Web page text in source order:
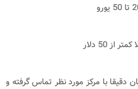
50 دلار
دقیقا با مرکز مورد نظر تماس گرفته و